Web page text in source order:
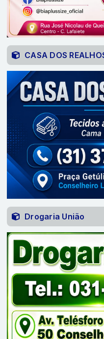
CASA DOS
Drogaria União